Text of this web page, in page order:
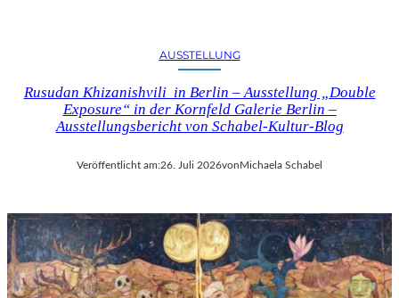
AUSSTELLUNG
Rusudan Khizanishvili in Berlin – Ausstellung „Double
Exposure“ in der Kornfeld Galerie Berlin –
Ausstellungsbericht von Schabel-Kultur-Blog
Veröffentlicht am:26. Juli 2026vonMichaela Schabel